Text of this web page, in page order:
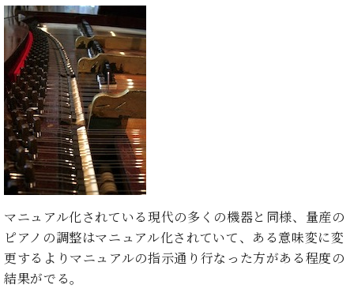
ー
ト /
C.
ベ
ヒ
シ
ュ
タ
イ
ン
レ
デ
ン
ス
術
ピ
ア
ノ
を
作
る
こ
と
音
と
タ
ッ
チ
ベ
ヒ
シ
ュ
タ
イ
ン
の
密
ン
ブ
ラ
ン
ド
ヒ
ス
ト
リ
音
楽
家
ニ
各
店
舗
か
ら
の
お
知
ら
せ
荷
情
報
等)
い！
学
び
た
い！
録
音
し
た
い！
と
方
は、
お
ヒ
シ
ュ
タ
イ
ン・
サ
ロ
ン
会
員
ベ
シ
ュ
マニュアル化されている現代の多くの機器と同様、量産の
ピアノの調整はマニュアル化されていて、ある意味変に変
更するよりマニュアルの指示通り行なった方がある程度の
結果がでる。